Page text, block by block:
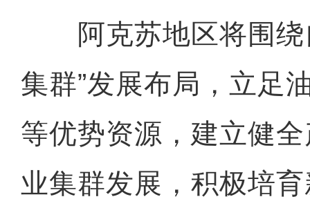
阿克苏地区将围绕
集群”发展布局，立足
等优势资源，建立健
业集群发展，积极培